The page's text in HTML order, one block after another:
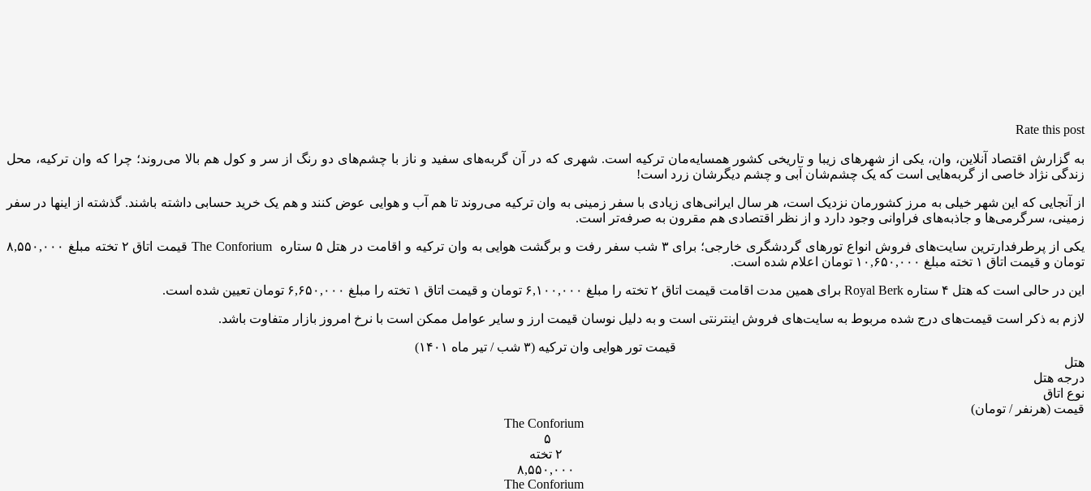
Rate this post
به گزارش اقتصاد آنلاین، وان، یکی از شهرهای زیبا و تاریخی کشور همسایه‌مان ترکیه است. شهری که در آن گربه‌های سفید و ناز با چشم‌های دو رنگ از سر و کول هم بالا می‌روند؛ چرا که وان ترکیه، محل
زندگی نژاد خاصی از گربه‌هایی است که یک چشم‌شان آبی و چشم دیگرشان زرد است!
از آنجایی که این شهر خیلی به مرز کشورمان نزدیک است، هر سال ایرانی‌های زیادی با سفر زمینی به وان ترکیه می‌روند تا هم آب و هوایی عوض کنند و هم یک خرید حسابی داشته باشند. گذشته از اینها در سفر
زمینی، سرگرمی‌ها و جاذبه‌های فراوانی وجود دارد و از نظر اقتصادی هم مقرون به صرفه‌تر است.
یکی از پرطرفدارترین سایت‌های فروش انواع تورهای گردشگری خارجی؛ برای ۳ شب سفر رفت و برگشت هوایی به وان ترکیه و اقامت در هتل ۵ ستاره The Conforium قیمت اتاق ۲ تخته مبلغ ۸,۵۵۰,۰۰۰
تومان و قیمت اتاق ۱ تخته مبلغ ۱۰,۶۵۰,۰۰۰ تومان اعلام شده است.
این در حالی است که هتل ۴ ستاره Royal Berk برای همین مدت اقامت قیمت اتاق ۲ تخته را مبلغ ۶,۱۰۰,۰۰۰ تومان و قیمت اتاق ۱ تخته را مبلغ ۶,۶۵۰,۰۰۰ تومان تعیین شده است.
لازم به ذکر است قیمت‌های درج شده مربوط به سایت‌های فروش اینترنتی است و به دلیل نوسان قیمت‌ ارز و سایر عوامل ممکن است با نرخ امروز بازار متفاوت باشد.
قیمت تور هوایی وان ترکیه (۳ شب / تیر ماه ۱۴۰۱)
هتل
درجه هتل
نوع اتاق
قیمت (هرنفر / تومان)
۵
۲ تخته
۸,۵۵۰,۰۰۰